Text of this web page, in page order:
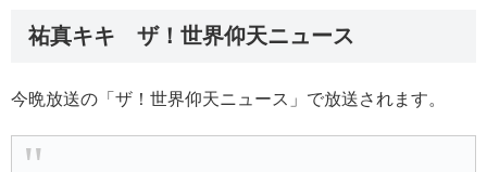
祐真キキ ザ！世界仰天ニュース
今晩放送の「ザ！世界仰天ニュース」で放送されます。